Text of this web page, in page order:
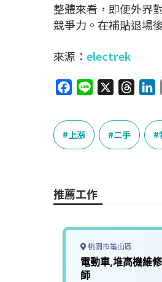
整體來看，即便外界
競爭力。在補貼退場
來源： electrek
c
e
b
k
e
e
a
n
k
e
上漲 二手
推薦工作
桃園市龜山區
電動車,堆高機維
師